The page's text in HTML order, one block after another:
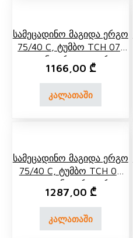
Სამეცადინო Მაგიდა Ერგო
75/40 C, Ტუმბო TCH 07,
Უკანა Ერთ Და Ორ
Იარუსიანი Თარო
1166,00 ₾
კალათაში
Სამეცადინო Მაგიდა Ერგო
75/40 C, Ტუმბო TCH 04
Და Უკანა Ორი Ორ
Იარუსიანი Თარო
1287,00 ₾
კალათაში